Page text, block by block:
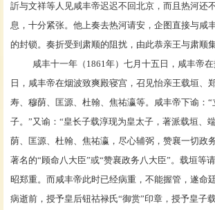
訢与文祥等人见咸丰帝迟迟不回北京，而且热河还
息，十分紧张。他上奏去热河请安，企图直接与咸
的封锁。奏折受到肃顺的阻扰，由此恭亲王与肃顺
咸丰十一年（1861年）七月十五日，咸丰帝
日，咸丰帝在烟波致爽殿寝宫，召见怡亲王载垣、
寿、 穆荫、 匡源、 杜翰、 焦祐瀛等。咸丰帝下谕：“
子。”又谕：“皇长子载淳现为皇太子，著派载垣、
荫、匡源、杜翰、焦祐瀛，尽心辅弼，赞襄一切政
著名的“顾命八大臣”或“赞襄政务八大臣”。载垣等
昭郑重。而咸丰帝此时已经病重，不能握管，遂命
病逝前，授予皇后钮祜禄氏“御赏”印章，授予皇子